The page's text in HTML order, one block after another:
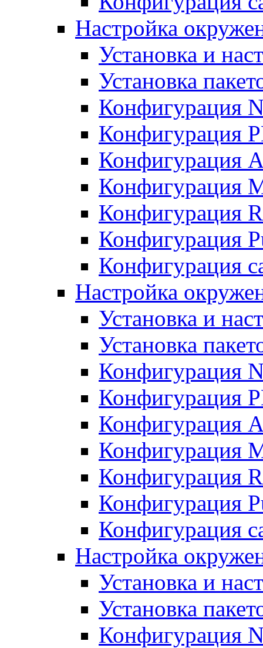
Настройка
Установка и
Установка
Конфигурация
Конфигурация
Конфигурация
Конфигурация
Конфигурация
Конфигурация
Конфигурация
Настройка
Установка и
Установка
Конфигурация
Конфигурация
Конфигурация
Конфигурация
Конфигурация
Конфигурация
Конфигурация
Настройка
Установка и
Установка
Конфигурация